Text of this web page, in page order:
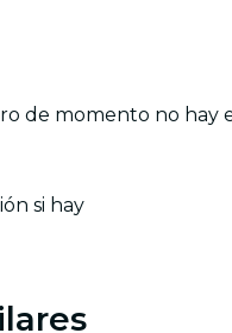
de momento no hay
si hay